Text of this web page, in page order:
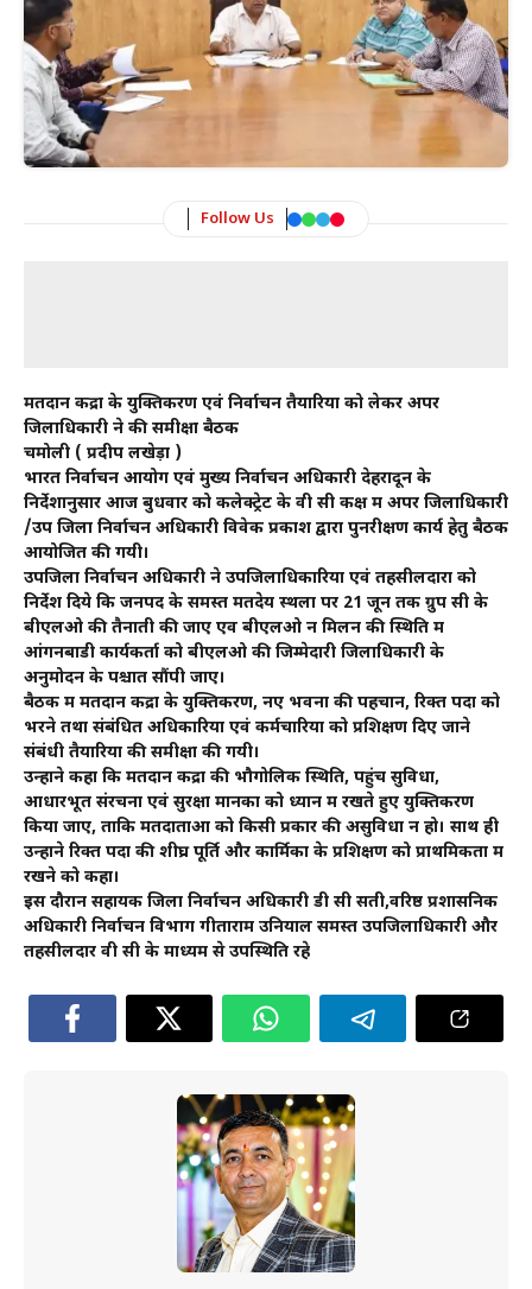
Follow Us
मतदान केंद्रों के युक्तिकरण एवं निर्वाचन तैयारियों को लेकर अपर
जिलाधिकारी ने की समीक्षा बैठक
चमोली ( प्रदीप लखेड़ा )
भारत निर्वाचन आयोग एवं मुख्य निर्वाचन अधिकारी देहरादून के
निर्देशानुसार आज बुधवार को कलेक्ट्रेट के वी सी कक्ष में अपर जिलाधिकारी
/उप जिला निर्वाचन अधिकारी विवेक प्रकाश द्वारा पुनरीक्षण कार्य हेतु बैठक
आयोजित की गयी।
उपजिला निर्वाचन अधिकारी ने उपजिलाधिकारियों एवं तहसीलदारों को
निर्देश दिये कि जनपद के समस्त मतदेय स्थलों पर 21 जून तक ग्रुप सी के
बीएलओ की तैनाती की जाए एव बीएलओ न मिलनें की स्थिति में
आंगनबाडी कार्यकर्ता को बीएलओ की जिम्मेदारी जिलाधिकारी के
अनुमोदन के पश्चात सौंपी जाए।
बैठक में मतदान केंद्रों के युक्तिकरण, नए भवनों की पहचान, रिक्त पदों को
भरने तथा संबंधित अधिकारियों एवं कर्मचारियों को प्रशिक्षण दिए जाने
संबंधी तैयारियों की समीक्षा की गयी।
उन्होंने कहा कि मतदान केंद्रों की भौगोलिक स्थिति, पहुंच सुविधा,
आधारभूत संरचना एवं सुरक्षा मानकों को ध्यान में रखते हुए युक्तिकरण
किया जाए, ताकि मतदाताओं को किसी प्रकार की असुविधा न हो। साथ ही
उन्होंने रिक्त पदों की शीघ्र पूर्ति और कार्मिकों के प्रशिक्षण को प्राथमिकता में
रखने को कहा।
इस दौरान सहायक जिला निर्वाचन अधिकारी डी सी सती,वरिष्ठ प्रशासनिक
अधिकारी निर्वाचन विभाग गीताराम उनियाल समस्त उपजिलाधिकारी और
तहसीलदार वी सी के माध्यम से उपस्थिति रहे